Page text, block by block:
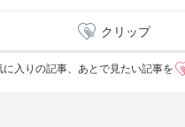
クリップ
に入りの記事、あとで見たい記事を